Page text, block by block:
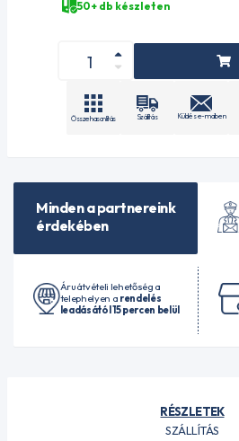
50+ db készleten
Összehasonlítás Szállítás Küldés e-mailben
Minden a partnereink
érdekében
Áruátvételi lehetőség a
telephelyen a rendelés
leadásától 15 percen belül
RÉSZLETEK
SZÁLLÍTÁS